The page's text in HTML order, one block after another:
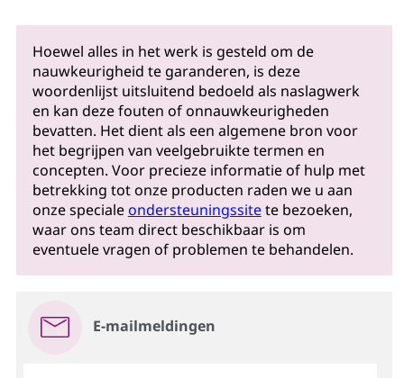
Hoewel alles in het werk is gesteld om de
nauwkeurigheid te garanderen, is deze
woordenlijst uitsluitend bedoeld als naslagwerk
en kan deze fouten of onnauwkeurigheden
bevatten. Het dient als een algemene bron voor
het begrijpen van veelgebruikte termen en
concepten. Voor precieze informatie of hulp met
betrekking tot onze producten raden we u aan
onze specialeondersteuningssitete bezoeken,
waar ons team direct beschikbaar is om
eventuele vragen of problemen te behandelen.
E-mailmeldingen